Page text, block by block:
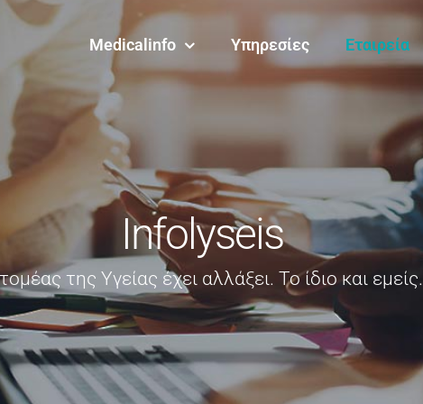
Medicalinfo Υπηρεσίες Εταιρεία
Infolyseis
της Υγείας έχει αλλάξει. Το ίδιο και εμείς.